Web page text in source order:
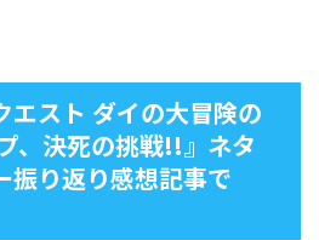
エスト ダイの大冒険の
、決死の挑戦!!』ネタ
振り返り感想記事で